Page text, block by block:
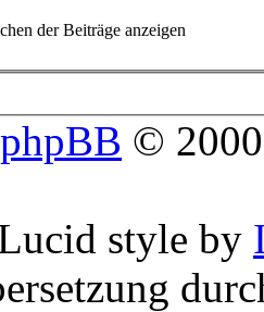
der Beiträge anzeigen
phpBB ©
style by